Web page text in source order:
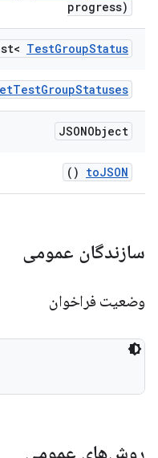
progress)
TestGroupStatus
TestGroupStatuses
JSONObject
toJSON
()
سازندگان عمومی
وضعیت فراخوان
روش‌های عمومی